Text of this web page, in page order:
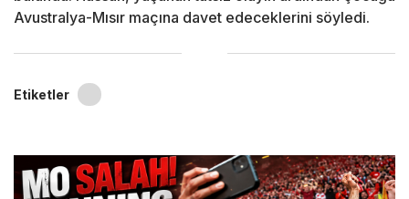
Avustralya-Mısır maçına davet edeceklerini söyledi.
Etiketler